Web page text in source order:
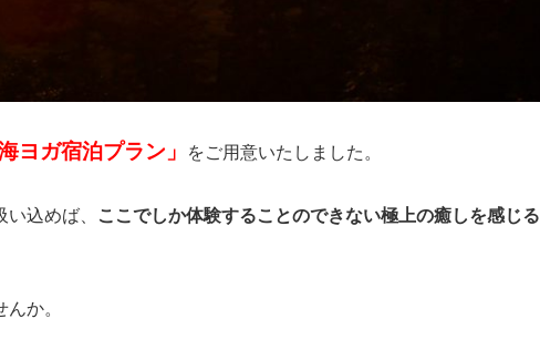
ヨガ宿泊プラン」 をご用意いたしました。
込めば、 ここでしか体験することのできない極上の癒しを感じる
か。